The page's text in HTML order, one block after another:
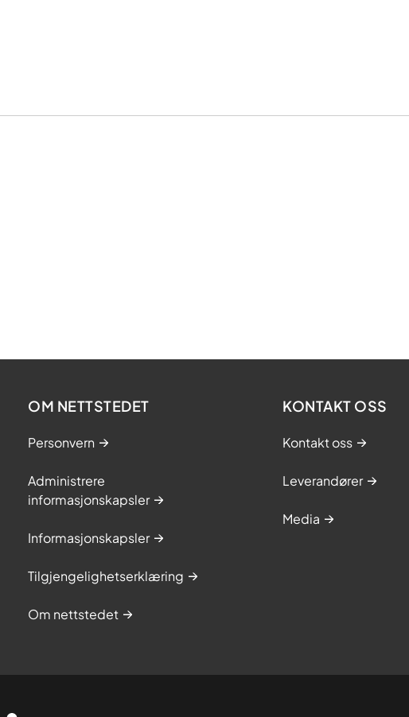
OM NETTSTEDET
Personvern
Administrere
informasjonskapsler
Informasjonskapsler
Tilgjengelighetserklæring
Om nettstedet
KONTAKT OSS
Kontakt oss
Leverandører
Media